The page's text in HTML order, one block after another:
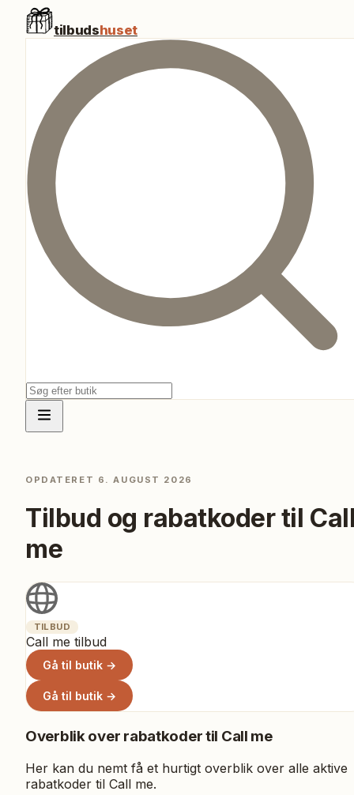
tilbudshuset
OPDATERET 6. AUGUST 2026
Tilbud og rabatkoder til
me
TILBUD
Call me tilbud
Gå til butik →
Gå til butik →
Overblik over rabatkoder til Call me
Her kan du nemt få et hurtigt overblik over alle aktive
rabatkoder til Call me.